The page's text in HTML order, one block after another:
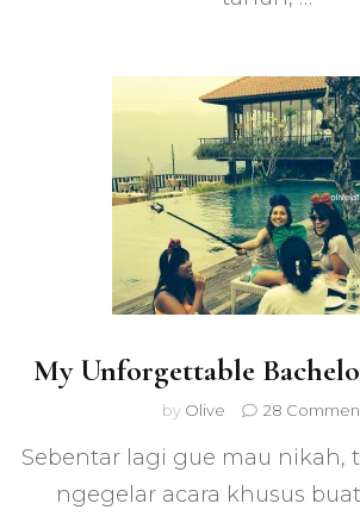
My Unforgettable
by Olive 28
Sebentar lagi gue mau nikah,
ngegelar acara khusus